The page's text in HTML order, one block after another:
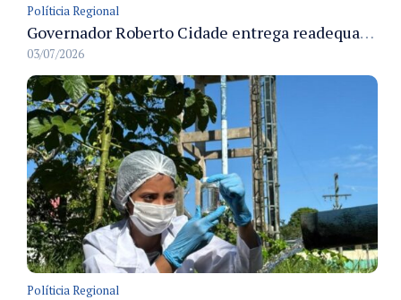
Políticia Regional
Governador Roberto Cidade entrega readequação do ambulatório da FCecon e amplia capacidade de atendimento oncológico em Manaus
03/07/2026
Políticia Regional